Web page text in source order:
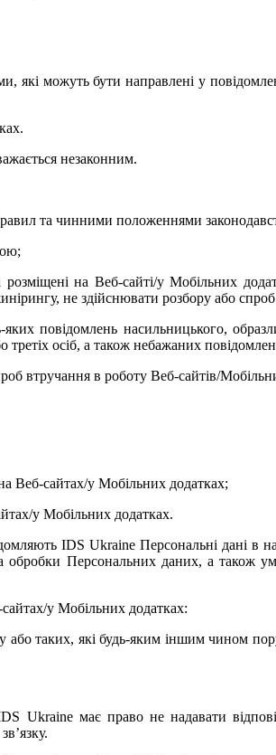
які можуть бути направлені у
незаконним.
та чинними положеннями
на Веб-сайті/у Мобільних
не здійснювати розбору або
повідомлень насильницького,
осіб, а також небажаних
втручання в роботу Веб-сайтів/
Веб-сайтах/у Мобільних додатках;
у Мобільних додатках.
IDS Ukraine Персональні дані в
обробки Персональних даних, а також
у Мобільних додатках:
таких, які будь-яким іншим чином
Ukraine має право не надавати